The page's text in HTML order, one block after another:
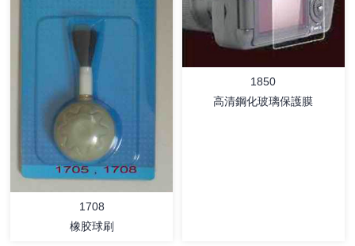
1708
橡胶球刷
1850
高清鋼化玻璃保護膜